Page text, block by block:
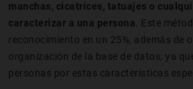
manchas, cicatrices, tatuajes o
caracterizar a una persona . Este
reconocimiento en un 25%, además de
organización de la base de datos, ya
personas por estas características